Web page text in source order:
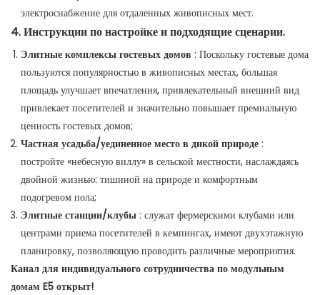
электроснабжение для отдаленных живописных мест.
4. Инструкции по настройке и подходящие сценарии.
Элитные комплексы гостевых домов : Поскольку гостевые дома
пользуются популярностью в живописных местах, большая
площадь улучшает впечатления, привлекательный внешний вид
привлекает посетителей и значительно повышает премиальную
ценность гостевых домов;
Частная усадьба/уединенное место в дикой природе :
постройте «небесную виллу» в сельской местности, наслаждаясь
двойной жизнью: тишиной на природе и комфортным
подогревом пола;
Элитные станции/клубы : служат фермерскими клубами или
центрами приема посетителей в кемпингах, имеют двухэтажную
планировку, позволяющую проводить различные мероприятия.
Канал для индивидуального сотрудничества по модульным
домам E5 открыт!